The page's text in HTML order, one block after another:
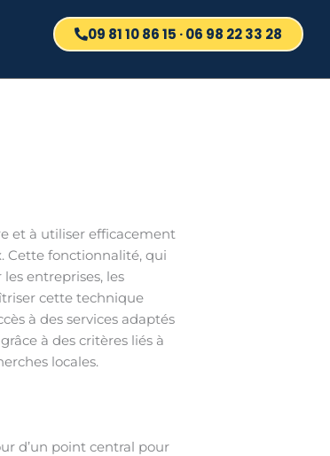
09 81 10 86 15 · 06 98 22 33 28
et à utiliser efficacement
Cette fonctionnalité, qui
entreprises, les
cette technique
à des services adaptés
à des critères liés à
locales.
d’un point central pour